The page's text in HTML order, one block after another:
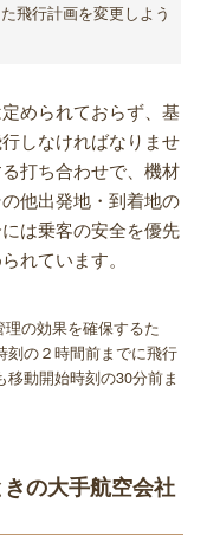
飛行計画を変更しよう
められておらず、基
しなければなりませ
打ち合わせで、機材
他出発地・到着地の
は乗客の安全を優先
れています。
の効果を確保するた
刻の２時間前までに飛行
動開始時刻の30分前ま
の大手航空会社